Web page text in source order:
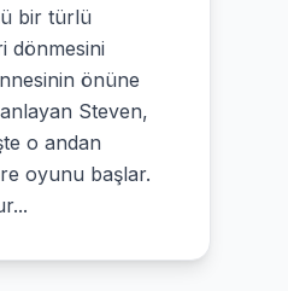
bir türlü
dönmesini
önüne
Steven,
o andan
oyunu başlar.